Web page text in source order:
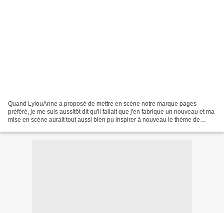
Quand LylouAnne a proposé de mettre en scène notre marque pages
préféré, je me suis aussitôt dit qu'il fallait que j'en fabrique un nouveau et ma
mise en scène aurait tout aussi bien pu inspirer à nouveau le thème de